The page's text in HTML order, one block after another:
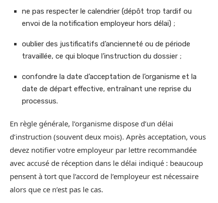
ne pas respecter le calendrier (dépôt trop tardif ou
envoi de la notification employeur hors délai) ;
oublier des justificatifs d’ancienneté ou de période
travaillée, ce qui bloque l’instruction du dossier ;
confondre la date d’acceptation de l’organisme et la
date de départ effective, entraînant une reprise du
processus.
En règle générale, l’organisme dispose d’un délai
d’instruction (souvent deux mois). Après acceptation, vous
devez notifier votre employeur par lettre recommandée
avec accusé de réception dans le délai indiqué : beaucoup
pensent à tort que l’accord de l’employeur est nécessaire
alors que ce n’est pas le cas.